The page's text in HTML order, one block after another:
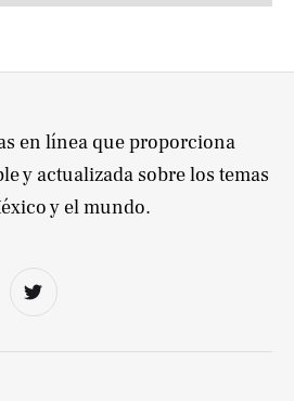
en línea que proporciona
y actualizada sobre los temas
y el mundo.